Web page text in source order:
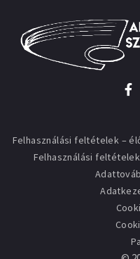
Felhasználási feltételek –
Felhasználási